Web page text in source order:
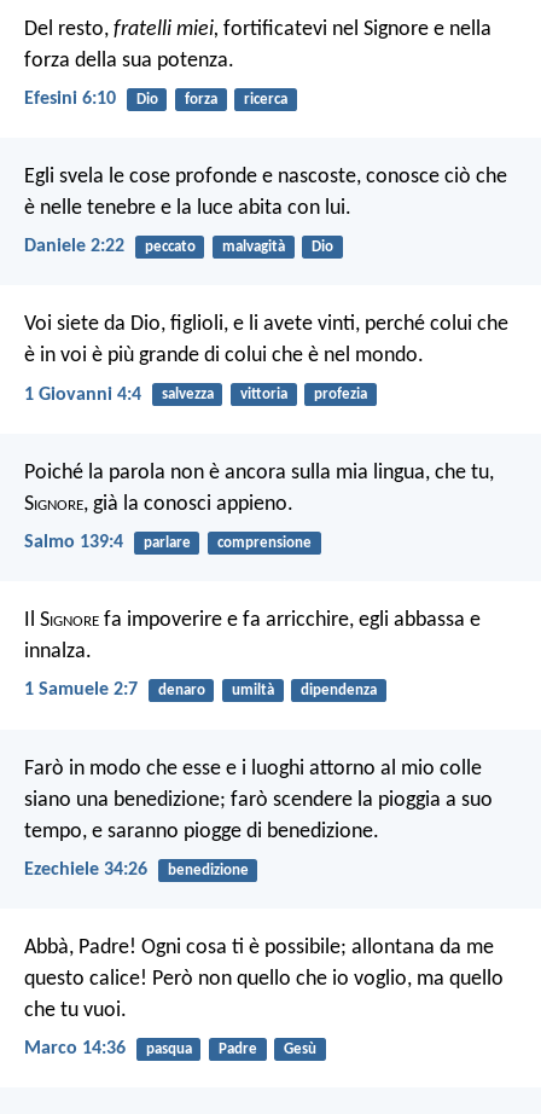
Del resto, fratelli miei, fortificatevi nel Signore e nella
forza della sua potenza.
Efesini 6:10 Dio forza ricerca
Egli svela le cose profonde e nascoste, conosce ciò che
è nelle tenebre e la luce abita con lui.
Daniele 2:22 peccato malvagità Dio
Voi siete da Dio, figlioli, e li avete vinti, perché colui che
è in voi è più grande di colui che è nel mondo.
1 Giovanni 4:4 salvezza vittoria profezia
Poiché la parola non è ancora sulla mia lingua, che tu,
Signore, già la conosci appieno.
Salmo 139:4 parlare comprensione
Il Signore fa impoverire e fa arricchire, egli abbassa e
innalza.
1 Samuele 2:7 denaro umiltà dipendenza
Farò in modo che esse e i luoghi attorno al mio colle
siano una benedizione; farò scendere la pioggia a suo
tempo, e saranno piogge di benedizione.
Ezechiele 34:26 benedizione
Abbà, Padre! Ogni cosa ti è possibile; allontana da me
questo calice! Però non quello che io voglio, ma quello
che tu vuoi.
Marco 14:36 pasqua Padre Gesù